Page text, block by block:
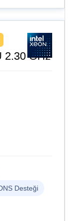
2.30 GHz
Desteği